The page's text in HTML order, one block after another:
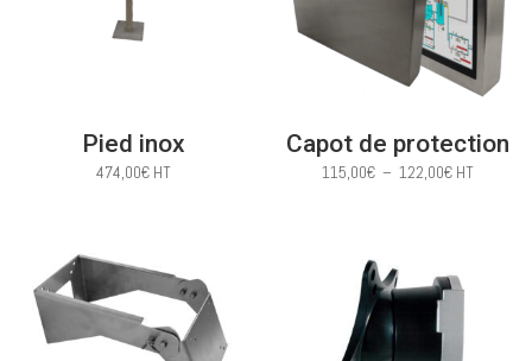
Pied inox
474,00€ HT
Capot de protection
115,00€ – 122,00€Plage
à
HT